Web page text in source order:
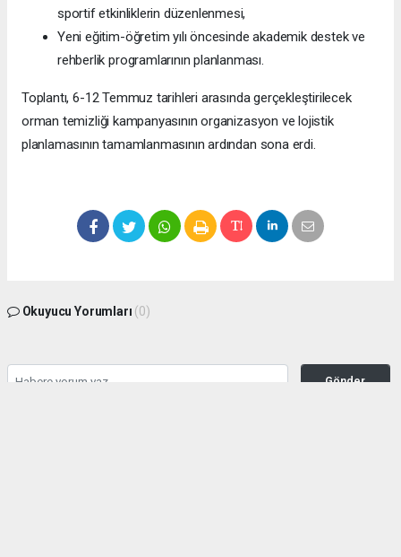
sportif etkinliklerin düzenlenmesi,
Yeni eğitim-öğretim yılı öncesinde akademik destek ve
rehberlik programlarının planlanması.
Toplantı, 6-12 Temmuz tarihleri arasında gerçekleştirilecek
orman temizliği kampanyasının organizasyon ve lojistik
planlamasının tamamlanmasının ardından sona erdi.
Okuyucu Yorumları (0)
Gönder